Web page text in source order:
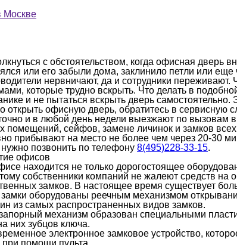
Москве
с обстоятельством, когда офисная дверь
или его забыли дома, заклинило петли или
нервничают, да и сотрудники
которые трудно вскрыть. Что делать в
и не пытаться вскрыть дверь самостоятельно.
открыть офисную дверь, обратитесь в
и в любой день недели выезжают по вызовам
помещений, сейфов, замене личинок и замков
прибывают на место не более чем через 20-30
позвонить по телефону 8(495)228-33-15.
офисов
находится не только дорогостоящее
собственники компаний не жалеют средств на
замков. В настоящее время существует
замки оборудованы реечным механизмом
из самых распространенных видов замков.
механизм образован специальными
них зубцов ключа.
электронное замковое устройство,
помощи пульта.